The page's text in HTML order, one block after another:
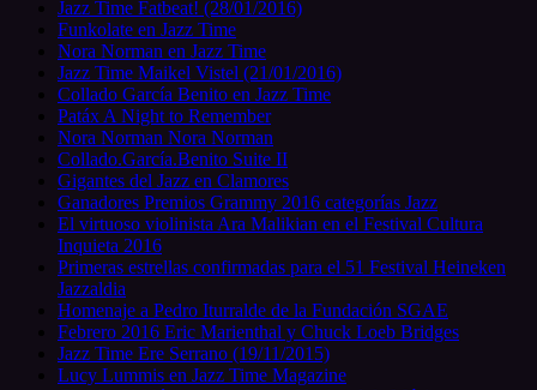
Jazz Time Fatbeat! (28/01/2016)
Funkolate en Jazz Time
Nora Norman en Jazz Time
Jazz Time Maikel Vistel (21/01/2016)
Collado García Benito en Jazz Time
Patáx A Night to Remember
Nora Norman Nora Norman
Collado.García.Benito Suite II
Gigantes del Jazz en Clamores
Ganadores Premios Grammy 2016 categorías Jazz
El virtuoso violinista Ara Malikian en el Festival Cultura
Inquieta 2016
Primeras estrellas confirmadas para el 51 Festival Heineken
Jazzaldia
Homenaje a Pedro Iturralde de la Fundación SGAE
Febrero 2016 Eric Marienthal y Chuck Loeb Bridges
Jazz Time Ere Serrano (19/11/2015)
Lucy Lummis en Jazz Time Magazine